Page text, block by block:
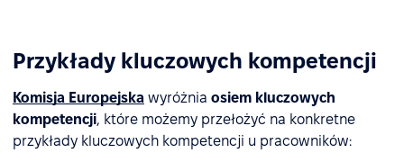
Przykłady kluczowych kompetencji
Komisja Europejska wyróżnia osiem kluczowych
kompetencji, które możemy przełożyć na konkretne
przykłady kluczowych kompetencji u pracowników: